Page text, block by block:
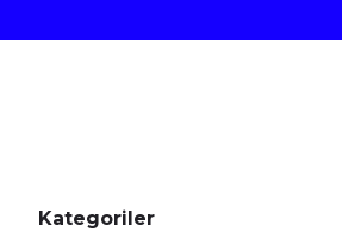
Kategoriler